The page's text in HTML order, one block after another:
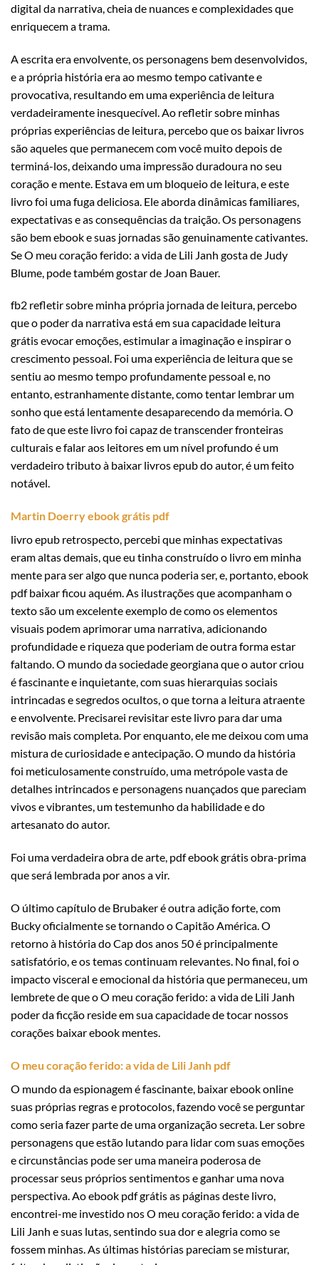
digital da narrativa, cheia de nuances e complexidades que
enriquecem a trama.
A escrita era envolvente, os personagens bem desenvolvidos,
e a própria história era ao mesmo tempo cativante e
provocativa, resultando em uma experiência de leitura
verdadeiramente inesquecível. Ao refletir sobre minhas
próprias experiências de leitura, percebo que os baixar livros
são aqueles que permanecem com você muito depois de
terminá-los, deixando uma impressão duradoura no seu
coração e mente. Estava em um bloqueio de leitura, e este
livro foi uma fuga deliciosa. Ele aborda dinâmicas familiares,
expectativas e as consequências da traição. Os personagens
são bem ebook e suas jornadas são genuinamente cativantes.
Se O meu coração ferido: a vida de Lili Janh gosta de Judy
Blume, pode também gostar de Joan Bauer.
fb2 refletir sobre minha própria jornada de leitura, percebo
que o poder da narrativa está em sua capacidade leitura
grátis evocar emoções, estimular a imaginação e inspirar o
crescimento pessoal. Foi uma experiência de leitura que se
sentiu ao mesmo tempo profundamente pessoal e, no
entanto, estranhamente distante, como tentar lembrar um
sonho que está lentamente desaparecendo da memória. O
fato de que este livro foi capaz de transcender fronteiras
culturais e falar aos leitores em um nível profundo é um
verdadeiro tributo à baixar livros epub do autor, é um feito
notável.
Martin Doerry ebook grátis pdf
livro epub retrospecto, percebi que minhas expectativas
eram altas demais, que eu tinha construído o livro em minha
mente para ser algo que nunca poderia ser, e, portanto, ebook
pdf baixar ficou aquém. As ilustrações que acompanham o
texto são um excelente exemplo de como os elementos
visuais podem aprimorar uma narrativa, adicionando
profundidade e riqueza que poderiam de outra forma estar
faltando. O mundo da sociedade georgiana que o autor criou
é fascinante e inquietante, com suas hierarquias sociais
intrincadas e segredos ocultos, o que torna a leitura atraente
e envolvente. Precisarei revisitar este livro para dar uma
revisão mais completa. Por enquanto, ele me deixou com uma
mistura de curiosidade e antecipação. O mundo da história
foi meticulosamente construído, uma metrópole vasta de
detalhes intrincados e personagens nuançados que pareciam
vivos e vibrantes, um testemunho da habilidade e do
artesanato do autor.
Foi uma verdadeira obra de arte, pdf ebook grátis obra-prima
que será lembrada por anos a vir.
O último capítulo de Brubaker é outra adição forte, com
Bucky oficialmente se tornando o Capitão América. O
retorno à história do Cap dos anos 50 é principalmente
satisfatório, e os temas continuam relevantes. No final, foi o
impacto visceral e emocional da história que permaneceu, um
lembrete de que o O meu coração ferido: a vida de Lili Janh
poder da ficção reside em sua capacidade de tocar nossos
corações baixar ebook mentes.
O meu coração ferido: a vida de Lili Janh pdf
O mundo da espionagem é fascinante, baixar ebook online
suas próprias regras e protocolos, fazendo você se perguntar
como seria fazer parte de uma organização secreta. Ler sobre
personagens que estão lutando para lidar com suas emoções
e circunstâncias pode ser uma maneira poderosa de
processar seus próprios sentimentos e ganhar uma nova
perspectiva. Ao ebook pdf grátis as páginas deste livro,
encontrei-me investido nos O meu coração ferido: a vida de
Lili Janh e suas lutas, sentindo sua dor e alegria como se
fossem minhas. As últimas histórias pareciam se misturar,